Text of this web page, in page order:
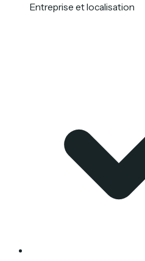
Entreprise et localisation